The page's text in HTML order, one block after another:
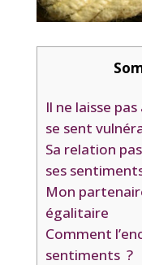
Il ne laisse
se sent
Sa relation
ses
Mon
égalitaire
Comment
sentiments ?